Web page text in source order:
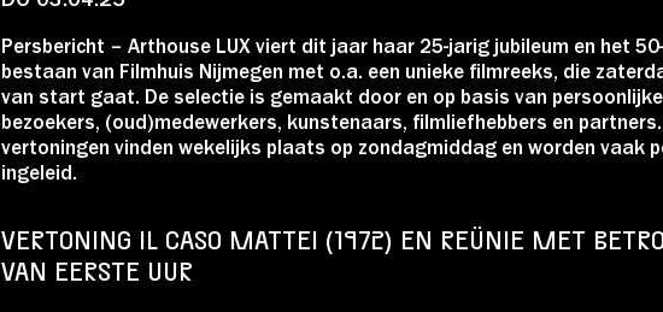
Persbericht – Arthouse LUX viert dit jaar haar 25-jarig jubileum en het
bestaan van Filmhuis Nijmegen met o.a. een unieke filmreeks, die
van start gaat. De selectie is gemaakt door en op basis van
bezoekers, (oud)medewerkers, kunstenaars, filmliefhebbers en
vertoningen vinden wekelijks plaats op zondagmiddag en worden vaak
ingeleid.
VERTONING IL CASO MATTEI (1972) EN REÜNIE MET
VAN EERSTE UUR